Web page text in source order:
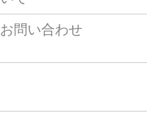
お問い合わせ